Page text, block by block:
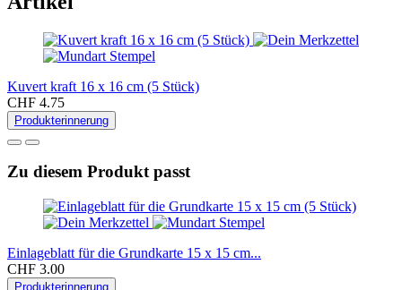
Kuvert kraft 16 x 16 cm (5 Stück)
CHF 4.75
Produkterinnerung
Zu diesem Produkt passt
Einlageblatt für die Grundkarte 15 x 15 cm...
CHF 3.00
Produkterinnerung